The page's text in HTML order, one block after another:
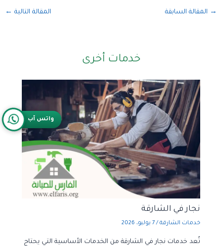
→ المقالة السابقة المقالة التالية ←
خدمات أخرى
نجار في الشارقة
خدمات الشارقة /7 يوليو، 2026
تُعد خدمات نجار في الشارقة من الخدمات الأساسية التي يحتاج
واتس آب